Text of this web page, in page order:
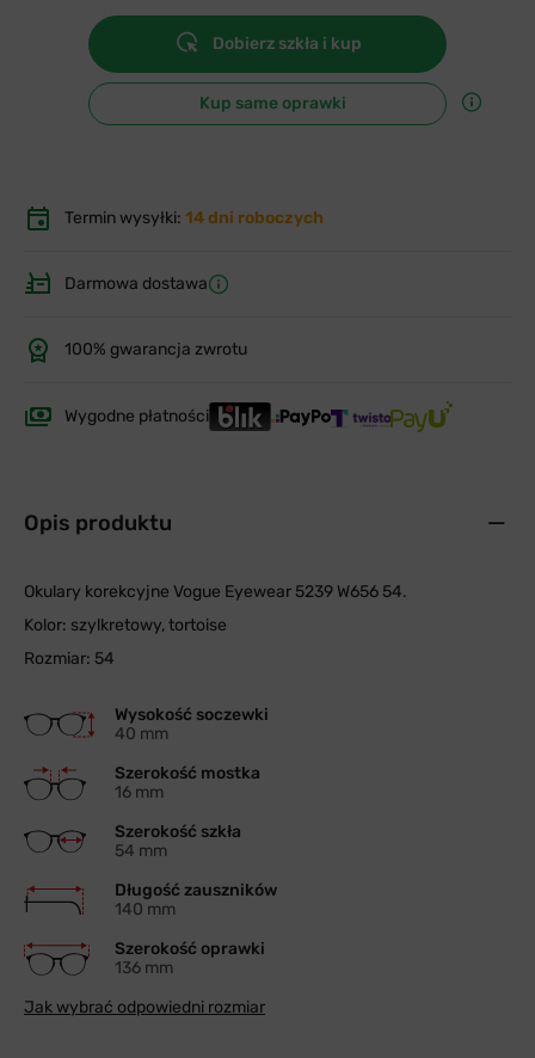
Dobierz szkła i kup
Kup same oprawki
Termin wysyłki: 14 dni roboczych
Darmowa dostawa
100% gwarancja zwrotu
Wygodne płatności
Opis produktu
Okulary korekcyjne Vogue Eyewear 5239 W656 54.
Kolor: szylkretowy, tortoise
Rozmiar: 54
Wysokość soczewki
40 mm
Szerokość mostka
16 mm
Szerokość szkła
54 mm
Długość zauszników
140 mm
Szerokość oprawki
136 mm
Jak wybrać odpowiedni rozmiar